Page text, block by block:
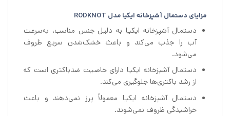
مزایای دستمال آشپزخانه ایکیا مدل RODKNOT
دستمال آشپزخانه ایکیا به دلیل جنس مناسب، به‌سرعت
آب را جذب می‌کند و باعث خشک‌شدن سریع ظروف
می‌شود.
دستمال آشپزخانه ایکیا دارای خاصیت ضدباکتری است که
از رشد باکتری‌ها جلوگیری می‌کند.
دستمال آشپزخانه ایکیا معمولاً پرز نمی‌دهند و باعث
خراشیدگی ظروف نمی‌شوند.